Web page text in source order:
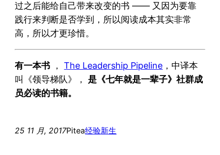
过之后能给自己带来改变的书 —— 又因为要靠
践行来判断是否学到，所以阅读成本其实非常
高，所以才更珍惜。
有一本书 ，The Leadership Pipeline ，中译本
叫《领导梯队》， 是《七年就是一辈子》社群成
员必读的书籍。
25 11 月, 2017Pitea经验新生